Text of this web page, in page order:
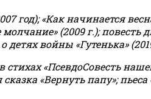
«Как начинается
(2009 г.);
войны «Гутенька»
«ПсевдоСовесть
«Вернуть папу»;